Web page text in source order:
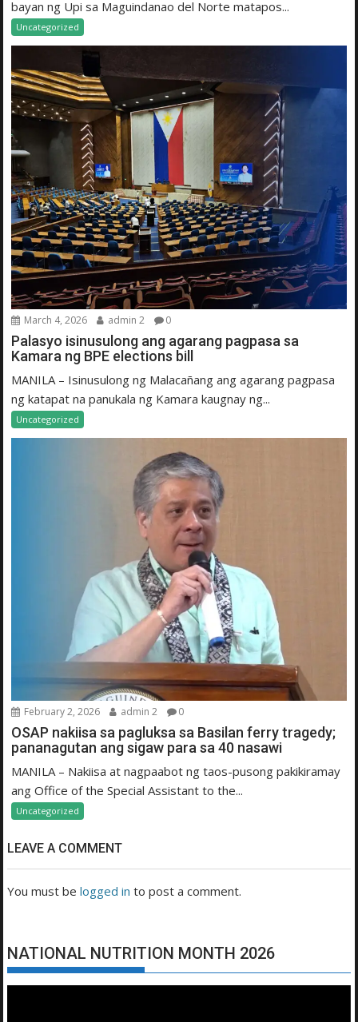
bayan ng Upi sa Maguindanao del Norte matapos...
Uncategorized
March 4, 2026 admin 2 0
Palasyo isinusulong ang agarang pagpasa sa
Kamara ng BPE elections bill
MANILA – Isinusulong ng Malacañang ang agarang pagpasa
ng katapat na panukala ng Kamara kaugnay ng...
Uncategorized
February 2, 2026 admin 2 0
OSAP nakiisa sa pagluksa sa Basilan ferry tragedy;
pananagutan ang sigaw para sa 40 nasawi
MANILA – Nakiisa at nagpaabot ng taos-pusong pakikiramay
ang Office of the Special Assistant to the...
Uncategorized
LEAVE A COMMENT
You must belogged in to post a comment.
NATIONAL NUTRITION MONTH 2026